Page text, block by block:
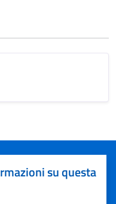
su questa